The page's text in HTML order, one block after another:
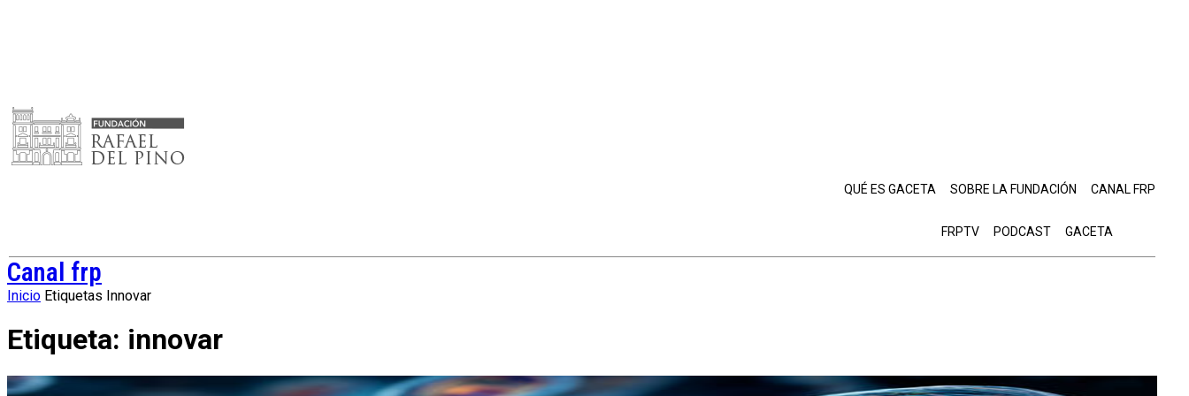
QUÉ ES GACETA SOBRE LA FUNDACIÓN CANAL FRP
FRPTV PODCAST GACETA
Canal frp
Inicio Etiquetas Innovar
Etiqueta: innovar